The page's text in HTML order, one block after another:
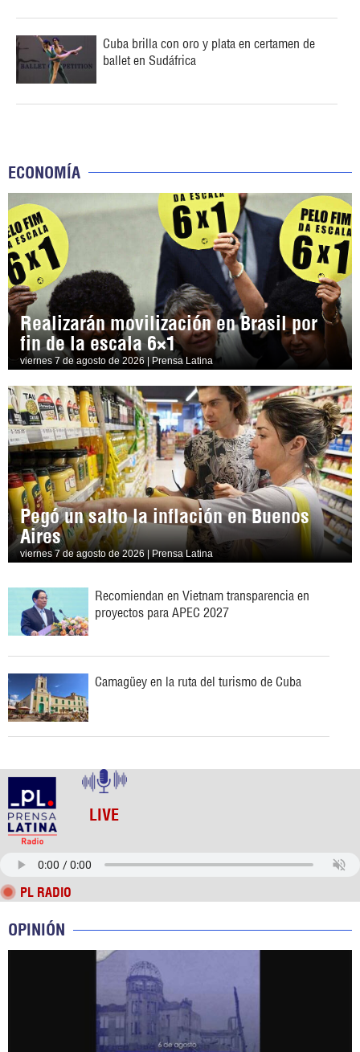
Cuba brilla con oro y plata en certamen de
ballet en Sudáfrica
ECONOMÍA
Realizarán movilización en Brasil por
fin de la escala 6×1
viernes 7 de agosto de 2026 | Prensa Latina
Pegó un salto la inflación en Buenos
Aires
viernes 7 de agosto de 2026 | Prensa Latina
Recomiendan en Vietnam transparencia en
proyectos para APEC 2027
Camagüey en la ruta del turismo de Cuba
LIVE
PL RADIO
OPINIÓN